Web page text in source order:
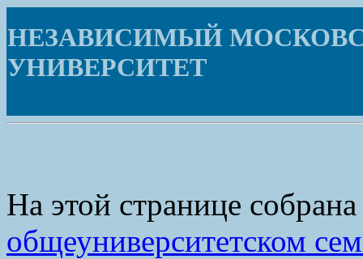
НЕЗАВИСИМЫЙ
УНИВЕРСИТЕТ
На этой странице
общеуниверситетском